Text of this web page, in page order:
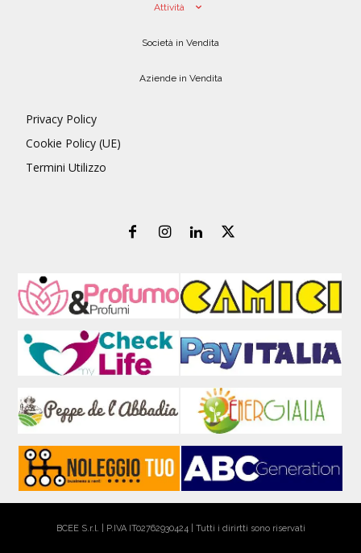
Attività
Società in Vendita
Aziende in Vendita
Privacy Policy
Cookie Policy (UE)
Termini Utilizzo
BCEE S.r.l. | P.IVA IT02762930424 | Tutti i dirirtti sono riservati